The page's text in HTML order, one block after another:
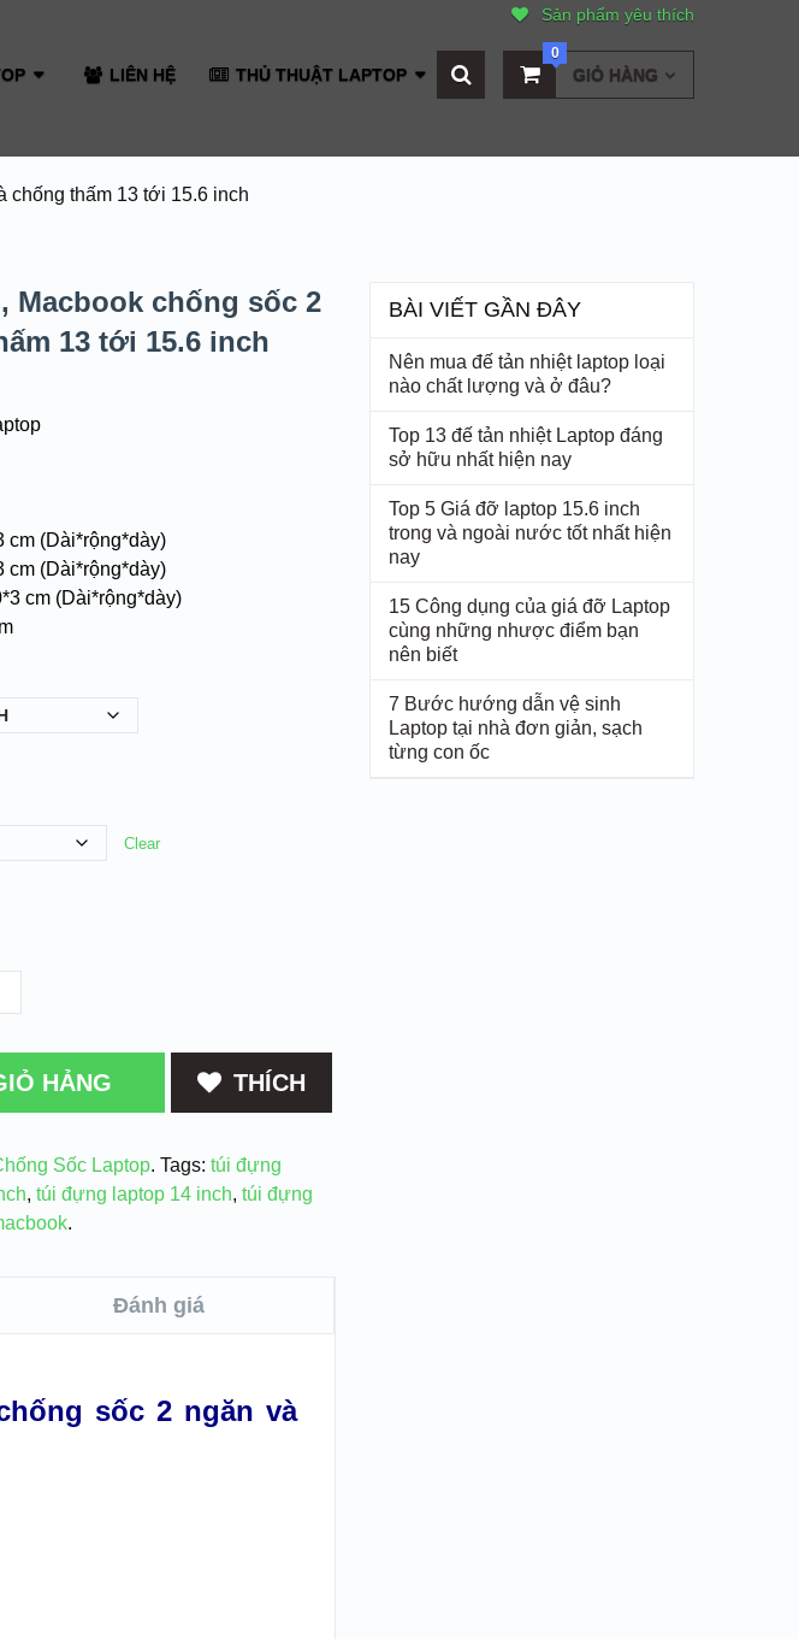
Sản phẩm yêu thích
LIÊN HỆ THỦ THUẬT LAPTOP GIỎ HÀNG
0
chống thấm 13 tới 15.6 inch
Macbook chống sốc 2
13 tới 15.6 inch
cm (Dài*rộng*dày)
cm (Dài*rộng*dày)
cm (Dài*rộng*dày)
Clear
HẢNG THÍCH
Sốc Laptop. Tags: túi đựng
, túi đựng laptop 14 inch, túi đựng
.
Đánh giá
sốc 2 ngăn và
BÀI VIẾT GẦN ĐÂY
Nên mua đế tản nhiệt laptop loại
nào chất lượng và ở đâu?
Top 13 đế tản nhiệt Laptop đáng
sở hữu nhất hiện nay
Top 5 Giá đỡ laptop 15.6 inch
trong và ngoài nước tốt nhất hiện
nay
15 Công dụng của giá đỡ Laptop
cùng những nhược điểm bạn
nên biết
7 Bước hướng dẫn vệ sinh
Laptop tại nhà đơn giản, sạch
từng con ốc